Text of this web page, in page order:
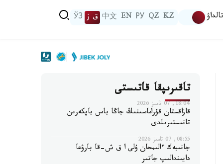
تالداۋ KZ
QZ
РУ
EN
中文 ق ز ЎЗ
تاقىرىپقا قاتىستى
18:04, 07 تامىز 2026
قازاقستان قۇراماسىنىڭ جاڭا باس باپكەرىن
تانىستىرىلدى
08:55, 07 تامىز 2026
جانىبەك ءالىمحان ۇلى ا ق ش-قا بارۋعا
دايىندالىپ جاتىر